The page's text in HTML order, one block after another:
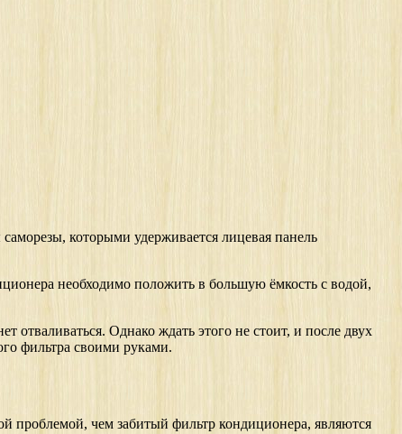
которыми удерживается лицевая панель
необходимо положить в большую ёмкость с водой,
отваливаться. Однако ждать этого не стоит, и после двух
фильтра своими руками.
проблемой, чем забитый фильтр кондиционера, являются